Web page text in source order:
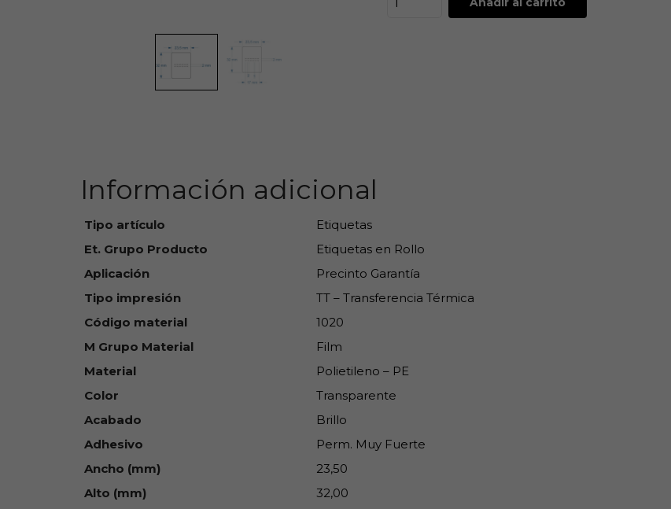
Información adicional
Tipo artículo
Etiquetas
Et. Grupo Producto
Etiquetas en Rollo
Aplicación
Precinto Garantía
Tipo impresión
TT – Transferencia Térmica
Código material
1020
M Grupo Material
Film
Material
Polietileno – PE
Color
Transparente
Acabado
Brillo
Adhesivo
Perm. Muy Fuerte
Ancho (mm)
23,50
Alto (mm)
32,00